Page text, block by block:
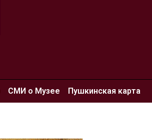
СМИ о Музее Пушкинская карта